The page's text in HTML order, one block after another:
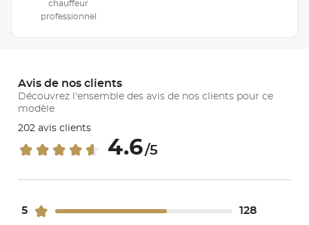
chauffeur
professionnel
Avis de nos clients
Découvrez l'ensemble des avis de nos clients pour ce
modèle
202 avis clients
4.6/5
5
128